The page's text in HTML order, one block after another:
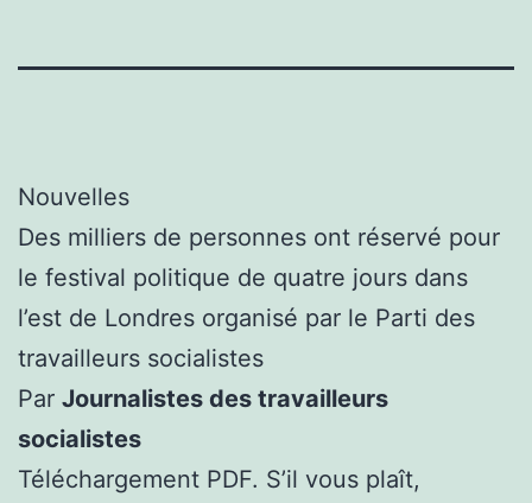
Nouvelles
Des milliers de personnes ont réservé pour
le festival politique de quatre jours dans
l’est de Londres organisé par le Parti des
travailleurs socialistes
Par Journalistes des travailleurs
socialistes
Téléchargement PDF. S’il vous plaît,